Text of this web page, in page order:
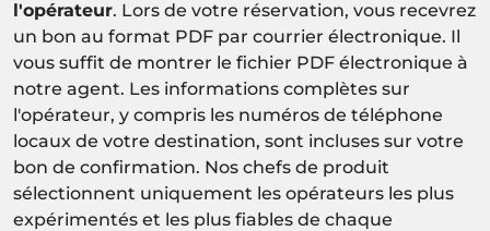
l'opérateur. Lors de votre réservation, vous recevrez
un bon au format PDF par courrier électronique. Il
vous suffit de montrer le fichier PDF électronique à
notre agent. Les informations complètes sur
l'opérateur, y compris les numéros de téléphone
locaux de votre destination, sont incluses sur votre
bon de confirmation. Nos chefs de produit
sélectionnent uniquement les opérateurs les plus
expérimentés et les plus fiables de chaque